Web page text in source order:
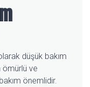
düşük bakım
ömürlü ve
önemlidir.